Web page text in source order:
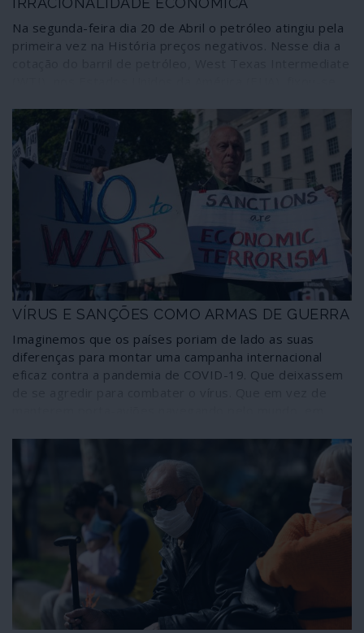
Na segunda-feira dia 20 de Abril o petróleo atingiu pela
primeira vez na História preços negativos. Nesse dia a
seguinte desceu ainda mais. Note-se que o WTI é o
preço padrão para o petróleo dos EUA. Depois das
taxas de juro negativas temos, agora, uma das
principais mercadorias do comércio mundial a negociar
com preços negativos.
VÍRUS E SANÇÕES COMO ARMAS DE GUERRA
Imaginemos que os países poriam de lado as suas
diferenças para montar uma campanha internacional
eficaz contra a pandemia de COVID-19. Que deixassem
ventiladores. Não acham que isto seria terrível? Um
sinal de uma nova e perigosa ameaça?